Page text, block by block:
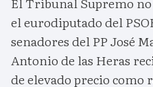
el eurodiputado del
senadores del PP José
Antonio de las Heras
de elevado precio como